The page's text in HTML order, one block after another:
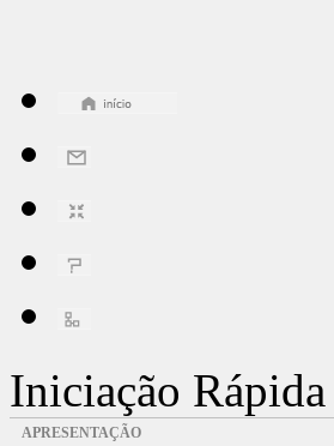
Iniciação Rápida
APRESENTAÇÃO